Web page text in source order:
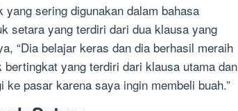
sering digunakan dalam bahasa
setara yang terdiri dari dua klausa yang
“Dia belajar keras dan dia berhasil meraih
bertingkat yang terdiri dari klausa utama dan
ke pasar karena saya ingin membeli buah.”